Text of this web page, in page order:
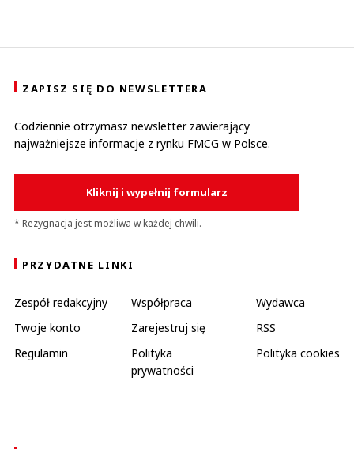
ZAPISZ SIĘ DO NEWSLETTERA
Codziennie otrzymasz newsletter zawierający
najważniejsze informacje z rynku FMCG w Polsce.
Kliknij i wypełnij formularz
* Rezygnacja jest możliwa w każdej chwili.
PRZYDATNE LINKI
Zespół redakcyjny Współpraca
Wydawca
Twoje konto
Zarejestruj się
RSS
Regulamin
Polityka
prywatności
Polityka cookies